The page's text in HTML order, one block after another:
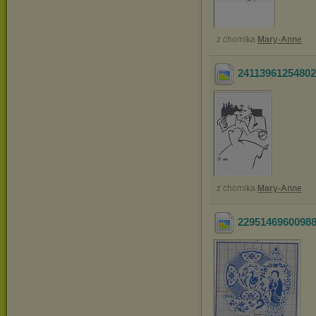
z chomika Mary-Anne
z chomika Mary-Anne